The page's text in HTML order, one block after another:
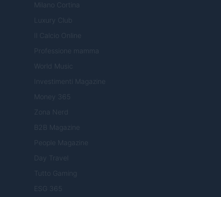
Milano Cortina
Luxury Club
Il Calcio Online
Professione mamma
World Music
Investimenti Magazine
Money 365
Zona Nerd
B2B Magazine
People Magazine
Day Travel
Tutto Gaming
ESG 365